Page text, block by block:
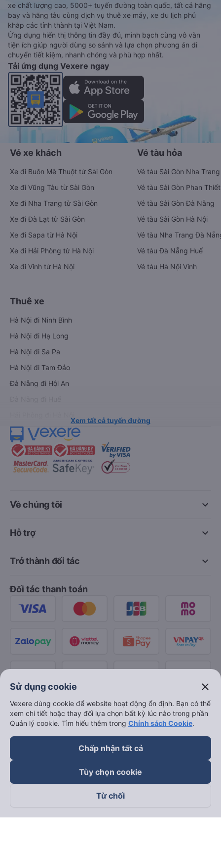
xe chất lượng cao, 5000+ tuyến đường toàn quốc, tất cả hãng
bay và hãng tàu cùng dịch vụ thuê xe máy, xe du lịch phủ
khắp các tỉnh thành tại Việt Nam.
Ứng dụng hiển thị thông tin đầy đủ, minh bạch cùng vô vàn
tiện ích giúp người dùng so sánh và lựa chọn phương án di
chuyển tiết kiệm, nhanh chóng và phù hợp nhất.
Tải ứng dụng Vexere ngay
Vé xe khách
Xe đi Buôn Mê Thuột từ Sài Gòn
Xe đi Vũng Tàu từ Sài Gòn
Xe đi Nha Trang từ Sài Gòn
Xe đi Đà Lạt từ Sài Gòn
Xe đi Sapa từ Hà Nội
Xe đi Hải Phòng từ Hà Nội
Xe đi Vinh từ Hà Nội
Vé tàu hỏa
Vé tàu Sài Gòn Nha Trang
Vé tàu Sài Gòn Phan Thiết
Vé tàu Sài Gòn Đà Nẵng
Vé tàu Sài Gòn Hà Nội
Vé tàu Nha Trang Đà
Vé tàu Đà Nẵng Huế
Vé tàu Hà Nội Vinh
Thuê xe
Hà Nội đi Ninh Bình
Hà Nội đi Hạ Long
Hà Nội đi Sa Pa
Hà Nội đi Tam Đảo
Đà Nẵng đi Hội An
Xem tất cả tuyến đường
keyboard_arrow_down
Về chúng tôi
keyboard_arrow_down
Hỗ trợ
keyboard_arrow_down
Trở thành đối tác
Đối tác thanh toán
Theo dõi chúng tôi trên
Sử dụng cookie close
Vexere dùng cookie để website hoạt động ổn định. Bạn có thể
xem chi tiết hoặc thay đổi lựa chọn bất kỳ lúc nào trong phần
Quản lý cookie. Tìm hiểu thêm trong Chính sách Cookie.
Chấp nhận tất cả
Tùy chọn cookie
Từ chối